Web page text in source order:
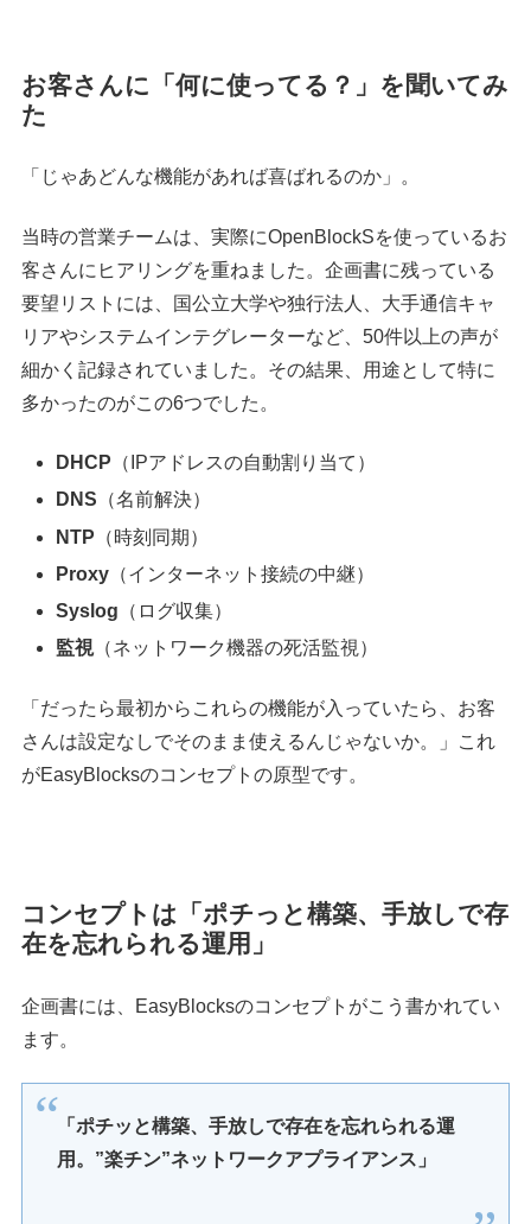
お客さんに「何に使ってる？」を聞いてみ
た
「じゃあどんな機能があれば喜ばれるのか」。
当時の営業チームは、実際にOpenBlockSを使っているお
客さんにヒアリングを重ねました。企画書に残っている
要望リストには、国公立大学や独行法人、大手通信キャ
リアやシステムインテグレーターなど、50件以上の声が
細かく記録されていました。その結果、用途として特に
多かったのがこの6つでした。
DHCP （IPアドレスの自動割り当て）
DNS （名前解決）
NTP （時刻同期）
Proxy （インターネット接続の中継）
Syslog （ログ収集）
監視（ネットワーク機器の死活監視）
「だったら最初からこれらの機能が入っていたら、お客
さんは設定なしでそのまま使えるんじゃないか。」これ
がEasyBlocksのコンセプトの原型です。
コンセプトは「ポチっと構築、手放しで存
在を忘れられる運用」
企画書には、EasyBlocksのコンセプトがこう書かれてい
ます。
「ポチッと構築、手放しで存在を忘れられる運
用。”楽チン”ネットワークアプライアンス」